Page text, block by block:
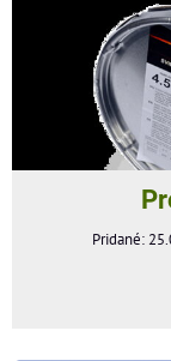
Pridané: